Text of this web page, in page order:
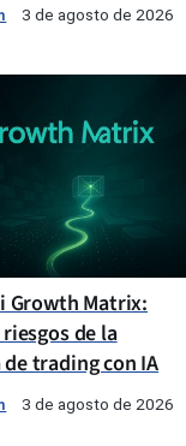
3 de agosto de 2026
Growth Matrix:
de la
trading con IA
3 de agosto de 2026